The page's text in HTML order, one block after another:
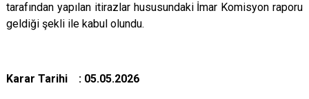
tarafından yapılan itirazlar hususundaki İmar Komisyon raporu
geldiği şekli ile kabul olundu.
Karar Tarihi : 05.05.2026